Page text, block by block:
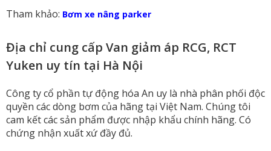
Tham khảo: Bơm xe nâng parker
Địa chỉ cung cấp Van giảm áp RCG, RCT
Yuken uy tín tại Hà Nội
Công ty cổ phần tự động hóa An uy là nhà phân phối độc
quyền các dòng bơm của hãng tại Việt Nam. Chúng tôi
cam kết các sản phẩm được nhập khẩu chính hãng. Có
chứng nhận xuất xứ đầy đủ.